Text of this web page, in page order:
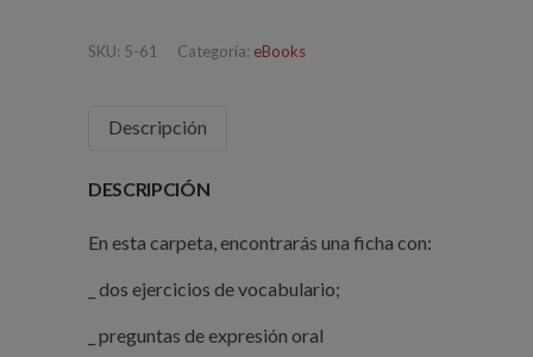
SKU: 5-61 Categoría: eBooks
Descripción
DESCRIPCIÓN
En esta carpeta, encontrarás una ficha con:
_ dos ejercicios de vocabulario;
_ preguntas de expresión oral